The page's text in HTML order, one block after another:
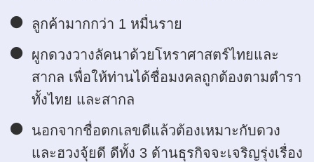
ลูกค้ามากกว่า 1 หมื่นราย
ผูกดวงวางลัคนาด้วยโหราศาสตร์ไทยและ
สากล เพื่อให้ท่านได้ชื่อมงคลถูกต้องตามตำรา
ทั้งไทย และสากล
นอกจากชื่อตกเลขดีแล้วต้องเหมาะกับดวง
และฮวงจุ้ยดี ดีทั้ง 3 ด้านธุรกิจจะเจริญรุ่งเรื่อง